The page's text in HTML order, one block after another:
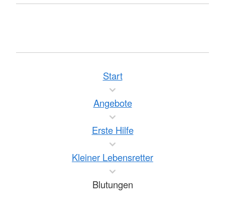
Start
Angebote
Erste Hilfe
Kleiner Lebensretter
Blutungen